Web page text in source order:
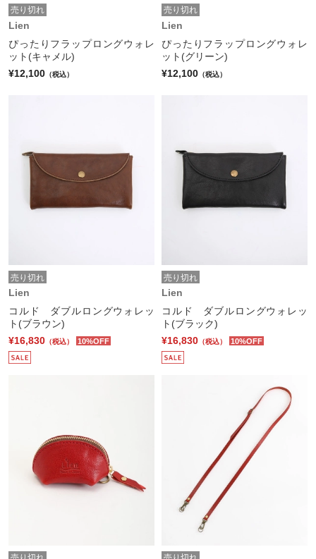
売り切れ
Lien
ぴったりフラップロングウォレ
ット(キャメル)
¥12,100 （税込）
売り切れ
Lien
ぴったりフラップロングウォレ
ット(グリーン)
¥12,100 （税込）
売り切れ
Lien
コルド ダブルロングウォレッ
ト(ブラウン)
¥16,830 （税込） 10%OFF
売り切れ
Lien
コルド ダブルロングウォレッ
ト(ブラック)
¥16,830 （税込） 10%OFF